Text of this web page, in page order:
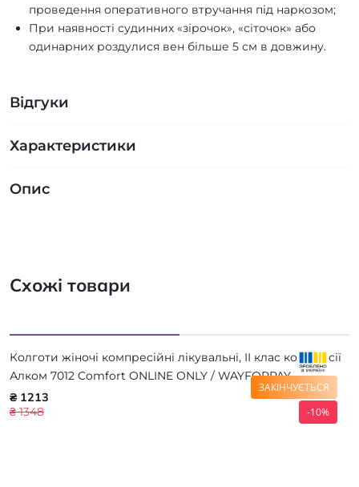
проведення оперативного втручання під наркозом;
При наявності судинних «зірочок», «сіточок» або
одинарних роздулися вен більше 5 см в довжину.
Відгуки
Характеристики
Опис
Схожі товари
ЗАКІНЧУЄТЬСЯ
-10%
Колготи жіночі компресійні лікувальні, II клас компресії
Алком 7012 Comfort ONLINE ONLY / WAYFORPAY
₴ 1213
₴ 1348